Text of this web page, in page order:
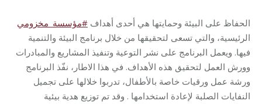
الحفاظ على البيئة وحمايتها هي أحدى أهداف #مؤسسة_مخزومي
الرئيسية، والتي تسعى لتحقيقها من خلال برنامج البيئة والتنمية
فيها. ويعمل البرنامج على نشر التوعية وتنفيذ المشاريع والمبادرات
وورش العمل لتحقيق هذه الأهداف. في هذا الاطار، نفّذ البرنامج
ورشة عمل ورقيات خاصة بالأطفال، تدربوا خلالها على تجميل
النفايات الصلبة لإعادة استخدامها . وقد تم توزيع هدية بيئية